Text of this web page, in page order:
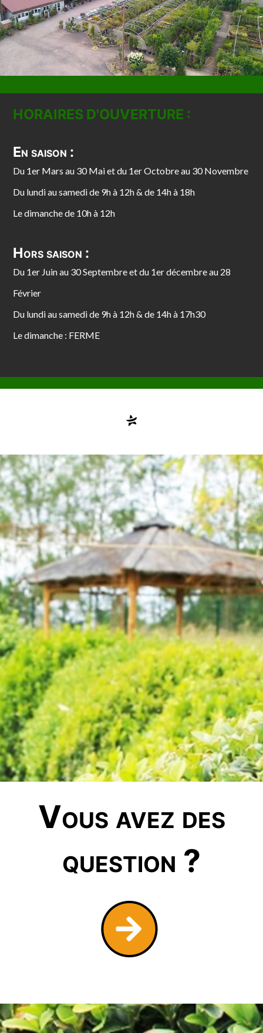
HORAIRES D'OUVERTURE :
En saison :
Du 1er Mars au 30 Mai et du 1er Octobre au 30 Novembre
Du lundi au samedi de 9h à 12h & de 14h à 18h
Le dimanche de 10h à 12h
Hors saison :
Du 1er Juin au 30 Septembre et du 1er décembre au 28
Février
Du lundi au samedi de 9h à 12h & de 14h à 17h30
Le dimanche : FERME
Vous avez des
question ?